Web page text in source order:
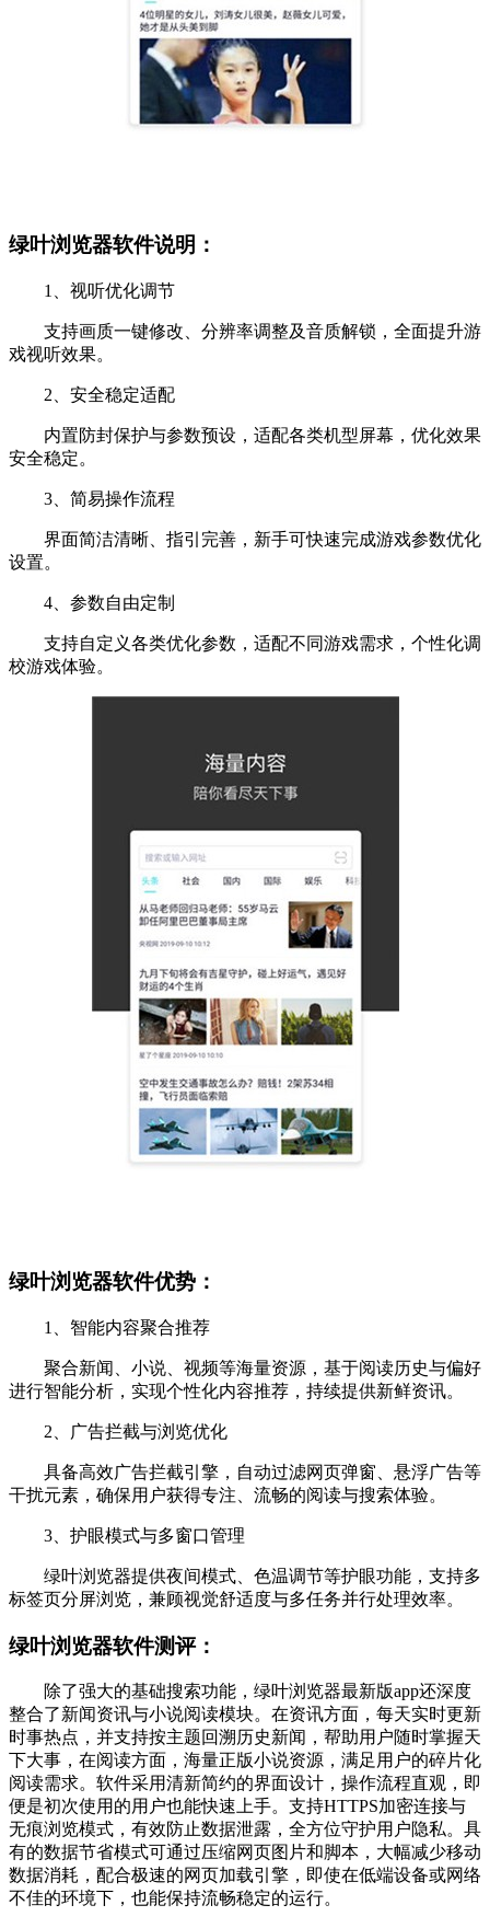
绿叶浏览器软件说明：
1、视听优化调节
支持画质一键修改、分辨率调整及音质解锁，全面提升游
戏视听效果。
2、安全稳定适配
内置防封保护与参数预设，适配各类机型屏幕，优化效果
安全稳定。
3、简易操作流程
界面简洁清晰、指引完善，新手可快速完成游戏参数优化
设置。
4、参数自由定制
支持自定义各类优化参数，适配不同游戏需求，个性化调
校游戏体验。
绿叶浏览器软件优势：
1、智能内容聚合推荐
聚合新闻、小说、视频等海量资源，基于阅读历史与偏好
进行智能分析，实现个性化内容推荐，持续提供新鲜资讯。
2、广告拦截与浏览优化
具备高效广告拦截引擎，自动过滤网页弹窗、悬浮广告等
干扰元素，确保用户获得专注、流畅的阅读与搜索体验。
3、护眼模式与多窗口管理
绿叶浏览器提供夜间模式、色温调节等护眼功能，支持多
标签页分屏浏览，兼顾视觉舒适度与多任务并行处理效率。
绿叶浏览器软件测评：
除了强大的基础搜索功能，绿叶浏览器最新版app还深度
整合了新闻资讯与小说阅读模块。在资讯方面，每天实时更新
时事热点，并支持按主题回溯历史新闻，帮助用户随时掌握天
下大事，在阅读方面，海量正版小说资源，满足用户的碎片化
阅读需求。软件采用清新简约的界面设计，操作流程直观，即
便是初次使用的用户也能快速上手。支持HTTPS加密连接与
无痕浏览模式，有效防止数据泄露，全方位守护用户隐私。具
有的数据节省模式可通过压缩网页图片和脚本，大幅减少移动
数据消耗，配合极速的网页加载引擎，即使在低端设备或网络
不佳的环境下，也能保持流畅稳定的运行。